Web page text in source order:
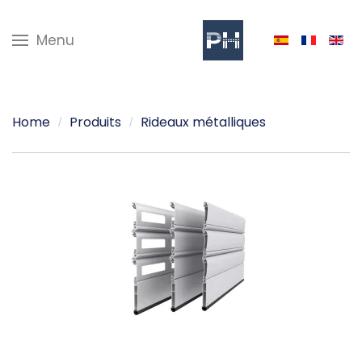
Menu
Home Produits Rideaux métalliques
Voir plus